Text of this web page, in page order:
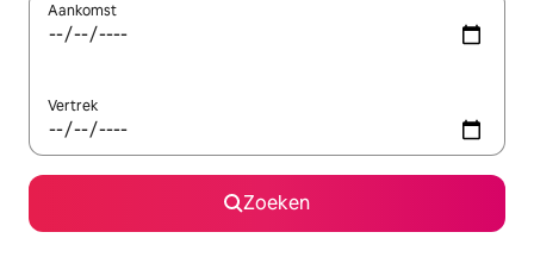
Aankomst
Vertrek
Zoeken